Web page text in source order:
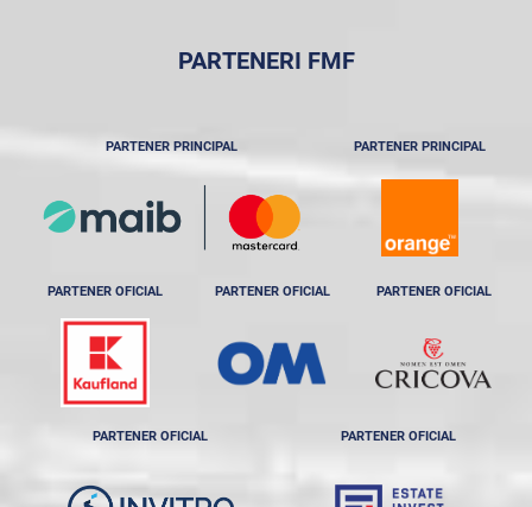
PARTENERI FMF
PARTENER PRINCIPAL PARTENER PRINCIPAL
PARTENER OFICIAL PARTENER OFICIAL PARTENER OFICIAL
PARTENER OFICIAL PARTENER OFICIAL